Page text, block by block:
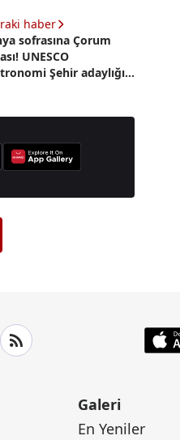
haber
sofrasına Çorum
UNESCO
Şehir adaylığı
açıklandı
Galeri
En Yeniler